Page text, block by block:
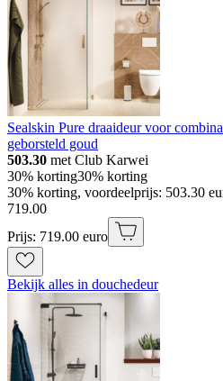
Sealskin Pure draaideur voor
geborsteld goud
503.30 met Club Karwei
30% korting30% korting
30% korting, voordeelprijs: 503.30
719.00
Prijs: 719.00 euro
Bekijk alles in douchedeur